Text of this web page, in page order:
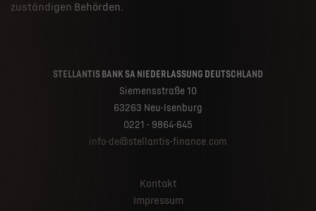
zuständigen Behörden.
STELLANTIS BANK SA NIEDERLASSUNG DEUTSCHLAND
Siemensstraße 10
63263 Neu-Isenburg
0221 - 9864-645
info-de@stellantis-finance.com
Kontakt
Impressum